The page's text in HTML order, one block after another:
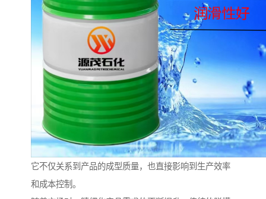
它不仅关系到产品的成型质量，也直接影响到生产效率
和成本控制。